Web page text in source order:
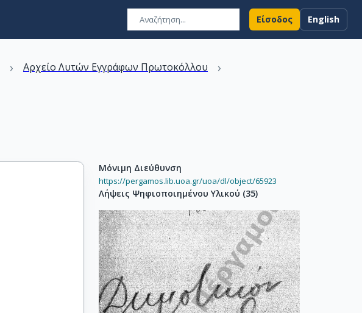
Είσοδος English
› Αρχείο Λυτών Εγγράφων Πρωτοκόλλου ›
Μόνιμη Διεύθυνση
https://pergamos.lib.uoa.gr/uoa/dl/object/65923
Λήψεις Ψηφιοποιημένου Υλικού (35)